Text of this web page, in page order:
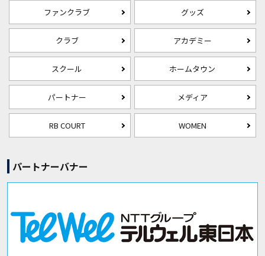
ファンクラブ グッズ
クラブ アカデミー
スクール ホームタウン
パートナー メディア
RB COURT WOMEN
パートナーバナー